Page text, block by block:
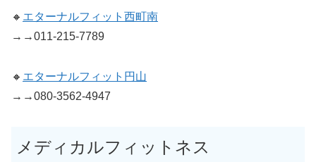
🔸 エターナルフィット西町南
→→011-215-7789
🔸 エターナルフィット円山
→→080-3562-4947
メディカルフィットネス